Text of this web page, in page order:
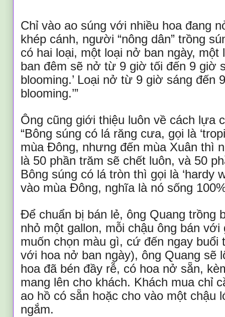
Chỉ vào ao súng với nhiều hoa đang
khép cánh, người “nông dân” trồng
có hai loại, một loại nở ban ngày,
ban đêm sẽ nở từ 9 giờ tối đến 9 giờ
blooming.’ Loại nở từ 9 giờ sáng đến
blooming.’”
Ông cũng giới thiệu luôn về cách lựa
“Bông súng có lá răng cưa, gọi là
mùa Đông, nhưng đến mùa Xuân thì
là 50 phần trăm sẽ chết luôn, và 50
Bông súng có lá tròn thì gọi là ‘hardy
vào mùa Đông, nghĩa là nó sống
Để chuẩn bị bán lẻ, ông Quang trồng
nhỏ một gallon, mỗi chậu ông bán
muốn chọn màu gì, cứ đến ngay
với hoa nở ban ngày), ông Quang sẽ
hoa đã bén đầy rễ, có hoa nở sẵn,
mang lên cho khách. Khách mua chỉ
ao hồ có sẵn hoặc cho vào một chậu
ngắm.